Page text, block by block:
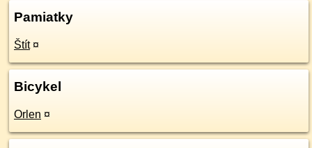
Pamiatky
Štít ¤
Bicykel
Orlen ¤